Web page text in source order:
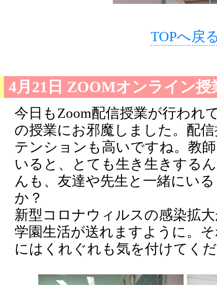
TOPへ戻
4月21日 ZOOMオンライン授
今日もZoom配信授業が行われ
の授業にお邪魔しました。配
テンションも高いですね。教
いると、とても生き生きする
んも、友達や先生と一緒にい
か？
新型コロナウィルスの感染拡
学園生活が送れますように。
にはくれぐれも気を付けてく